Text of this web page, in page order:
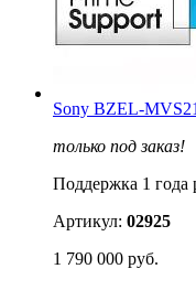
Sony BZEL-MVS21
только под заказ!
Поддержка 1
Артикул: 02925
1 790 000 руб.